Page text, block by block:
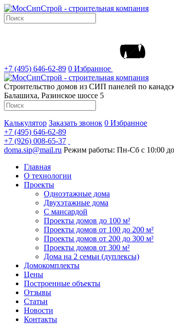
+7 (495) 646-62-89 0 Избранное
Строительство домов из СИП панелей по
Балашиха, Разинское шоссе 5
Калькулятор Заказать звонок 0 Избранное
+7 (495) 646-62-89
+7 (926) 008-65-37
doma.sip@mail.ru Режим работы: Пн-Сб с 10:00
Главная
О технологии
Проекты
Одноэтажные дома
Двухэтажные дома
С мансардой
Проекты домов до 100 м²
Проекты домов от 100 до 200 м²
Проекты домов от 200 до 300 м²
Проекты домов от 300 м²
Дома на 2 семьи (дуплексы)
Домокомплекты
Цены
Построенные объекты
Отзывы
Статьи
Новости
Контакты